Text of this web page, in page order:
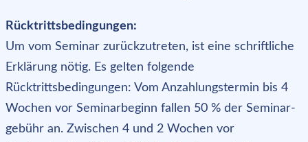
Rücktrittsbedingungen:
Um vom Seminar zurückzutreten, ist eine schriftliche
Erklärung nötig. Es gelten folgende
Rücktrittsbedingungen: Vom Anzahlungstermin bis 4
Wochen vor Seminarbeginn fallen 50 % der Seminar-
gebühr an. Zwischen 4 und 2 Wochen vor